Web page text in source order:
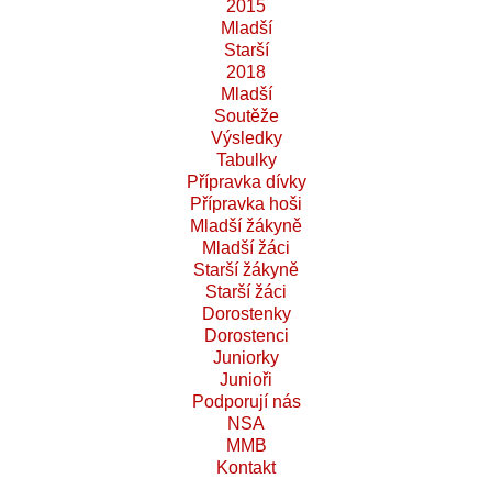
2015
Mladší
Starší
2018
Mladší
Soutěže
Výsledky
Tabulky
Přípravka dívky
Přípravka hoši
Mladší žákyně
Mladší žáci
Starší žákyně
Starší žáci
Dorostenky
Dorostenci
Juniorky
Junioři
Podporují nás
NSA
MMB
Kontakt